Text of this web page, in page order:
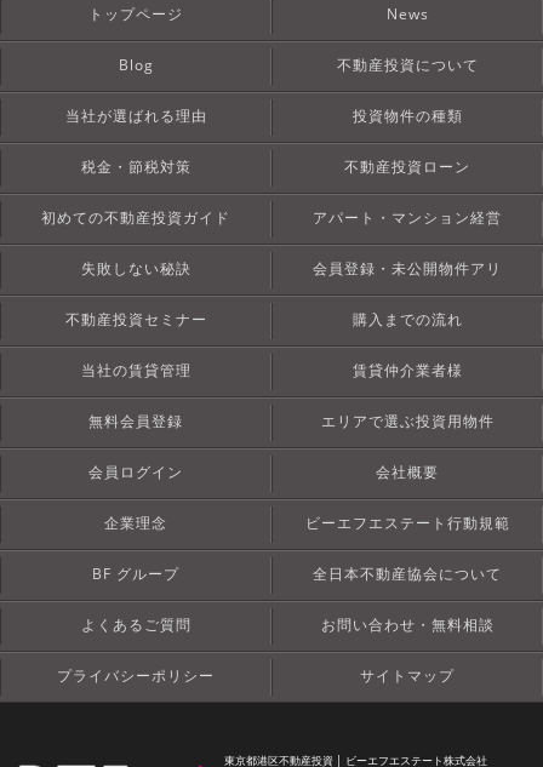
トップページ News
Blog 不動産投資について
当社が選ばれる理由 投資物件の種類
税金・節税対策 不動産投資ローン
初めての不動産投資ガイド アパート・マンション経営
失敗しない秘訣 会員登録・未公開物件アリ
不動産投資セミナー 購入までの流れ
当社の賃貸管理 賃貸仲介業者様
無料会員登録 エリアで選ぶ投資用物件
会員ログイン 会社概要
企業理念 ビーエフエステート行動規範
BF グループ 全日本不動産協会について
よくあるご質問 お問い合わせ・無料相談
プライバシーポリシー サイトマップ
東京都港区不動産投資 │ ビーエフエステート株式会社